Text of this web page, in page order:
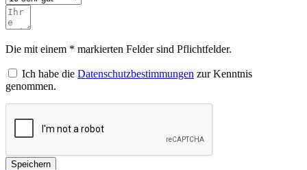
Die mit einem * markierten Felder sind Pflichtfelder.
Ich habe die Datenschutzbestimmungen zur Kenntnis
genommen.
Speichern